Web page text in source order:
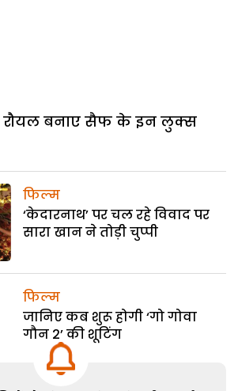
रौयल बनाए सैफ के इन लुक्स
फिल्म
‘केदारनाथ’ पर चल रहे विवाद पर
सारा खान ने तोड़ी चुप्पी
फिल्म
जानिए कब शुरू होगी ‘गो गोवा
गौन 2’ की शूटिंग